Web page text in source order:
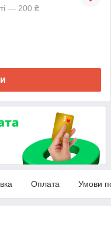
— 200 ₴
Оплата Умови